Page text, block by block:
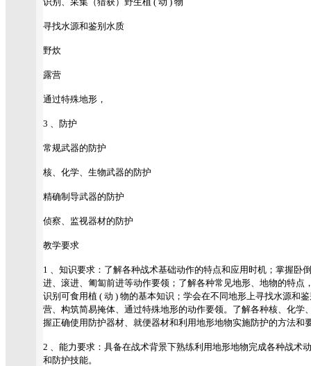
寻找水源和鉴别水质
野炊
露营
通过特殊地形，
3 、防护
常规武器的防护
核、化学、生物武器的防护
精确制导武器的防护
侦察、监视器材的防护
教学要求
1 、知识要求：了解各种战术基础动作的特点和应用时机；掌握卧
进、滚进、匍匐前进等动作要领；了解各种常见地形、地物的特点
识别可食用植 ( 动 ) 物的基本知识；学会在不同地形上寻找水源和
营、构筑简易掩体、通过特殊地形的动作要领。了解各种核、化学
握正确使用防护器材、就便器材和利用地形地物实施防护的方法和
2 、能力要求：具备在战术背景下熟练利用地形地物完成各种战术
和防护技能。